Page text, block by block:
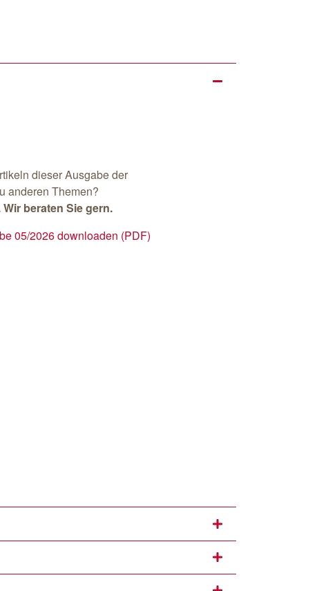
dieser Ausgabe der
anderen Themen?
beraten Sie gern.
05/2026 downloaden (PDF)